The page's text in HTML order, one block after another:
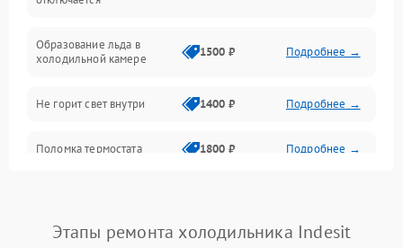
Образование льда в
холодильной камере
1500 ₽ Подробнее →
Не горит свет внутри 1400 ₽ Подробнее →
Поломка термостата 1800 ₽ Подробнее →
Поломка системы No Frost 2600 ₽ Подробнее →
Этапы ремонта холодильника Indesit